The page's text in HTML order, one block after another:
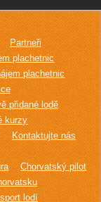
Partneři
plachetnic
plachetnic
přidané lodě
kurzy
Kontaktujte nás
Chorvatský pilot
lodí